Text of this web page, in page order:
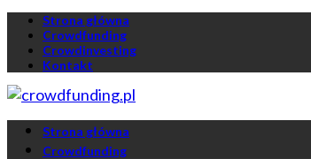
Strona główna
Crowdfunding
Crowdinvesting
Kontakt
Strona główna
Crowdfunding